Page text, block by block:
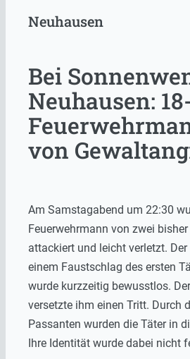
Neuhausen
Bei
Neuhausen:
von
Am Samstagabend um 22:30
Feuerwehrmann von zwei
attackiert und leicht verletzt.
einem Faustschlag des ersten
wurde kurzzeitig bewusstlos.
versetzte ihm einen Tritt. Durch
Passanten wurden die Täter in
Ihre Identität wurde dabei nicht